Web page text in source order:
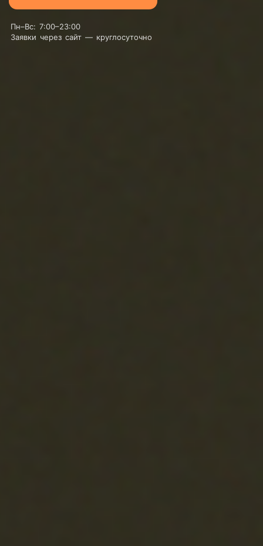
Пн–Вс: 7:00–23:00
Заявки через сайт — круглосуточно